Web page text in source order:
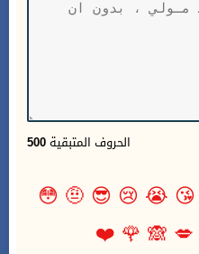
500 الحروف المتبقية
😘
😭
😢
😎
🤨
😳
💋
🙈
🌹
❤️